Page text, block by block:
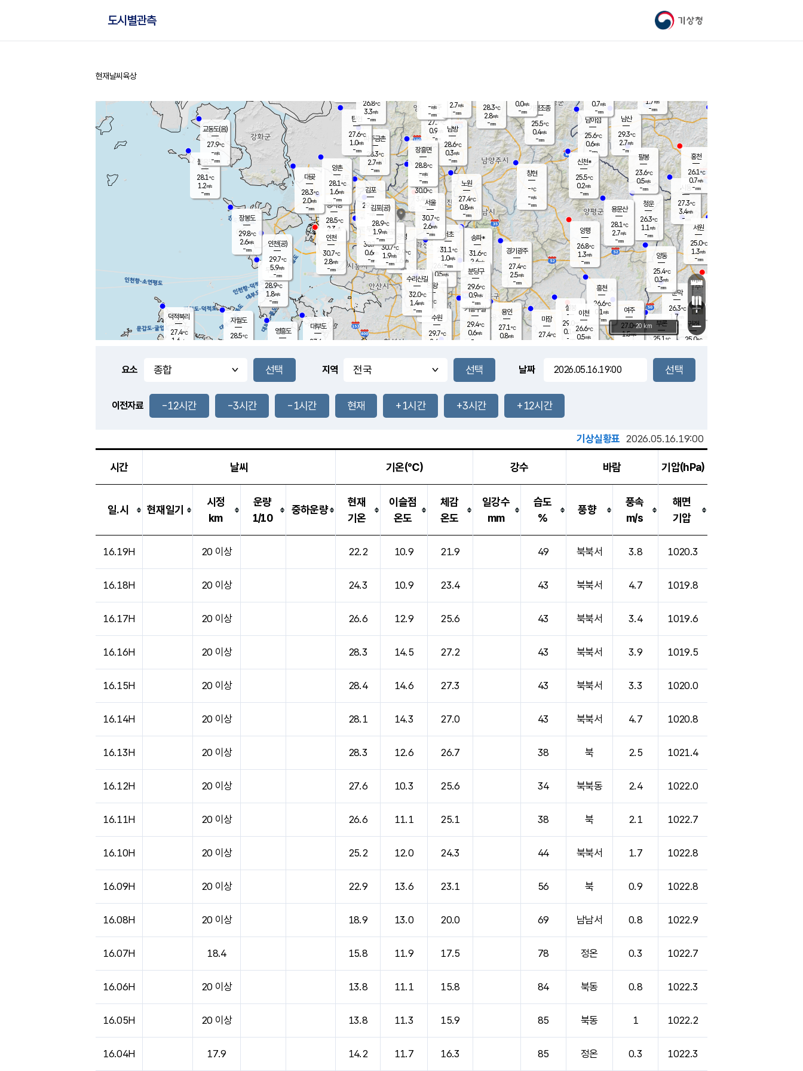
기상청
도시별관측
홈
현재날씨 육상
풍도
0.5m/s
문막
26.3℃
1.7m/s
mm
남이섬
25.6℃
0.6m/s
-mm
무의도
28.9℃
1.8m/s
-mm
영흥도
볼음도
28.1℃
1.2m/s
-mm
자월도
28.5℃
양주
27.7℃
0.9
-mm
부론
25.1 ℃
과천
26.8℃
0.5m/s
- mm
남산
29.3℃
2.7m/s
-mm
장봉도
29.8℃
2.6m/s
-mm
-mm
청운
26.3℃
1.1 m/s
-mm
팔봉
23.6℃
0.5m/s
-mm
-mm
용인
27.1℃
0.8m/s
여주
27.0℃
1.5m/s
양동
25.4℃
0.3m/s
-mm
경기광주
27.4℃
2.5m/s
-mm
장호원
0.7m/s
-mm
27.8
℃
대부도
27.6
-
경서동
28.5℃
2.3 m/s
-mm
파주금촌
28.3℃
2.7m/s
-mm
가평조종
25.5℃
0.4m/s
-mm
28.3℃
2.8m/s
-mm
대곶
28.3℃
2.0m/s
-mm
신천*
25.5℃
0.2m/s
-mm
창현
-℃
-m/s
-mm
탄현
27.6℃
1.0m/s
-mm
0.0m/s
-mm
30.2℃
1.0m/s
-mm
흥천
26.6℃
0.1 m/s
-mm
마장
27.4℃
의왕
- ℃
m/s
mm
김포
29.1℃
-m/s
mm
설봉
29.0
0.1 m/s
- mm
광명
32.9 ℃
1.6 m/s
-mm
부천
30.7℃
0.6m/s
-mm
-mm
양촌
28.1℃
1.6m/s
-mm
구로
30.7℃
1.9m/s
-mm
은평
30.0℃
3.4 m/s
- mm
노원
27.4℃
0.8m/s
-mm
송파*
31.6℃
2.6m/s
-mm
서초
31.1℃
1.0m/s
-mm
남방
28.6℃
0.3m/s
-mm
기흥구갈
29.4℃
0.6m/s
-
수리산길
32.0℃
1.4m/s
-mm
분당구
29.6℃
0.9m/s
-mm
장흥면
28.8℃
-m/s
-mm
-m/s
-mm
시동
27.3℃
3.4m/s
- mm
귀래
25.0℃
서원
25.0℃
1.3m/s
-mm
용문산
28.1℃
2.7m/s
-mm
덕적북리
27.4℃
1.6 m/s
인천(공)
29.7℃
5.9m/s
-mm
김포(공)
28.9℃
1.9m/s
-mm
교동도(음)
27.9℃
-m/s
-mm
홍천
26.1℃
0.7m/s
-mm
이천
26.6℃
0.5m/s
양평
26.8℃
1.3m/s
-mm
수원
29.7℃
2.4 m/s
인천
30.7℃
2.8m/s
-mm
서울
30.7℃
2.6m/s
-mm
1.7 m/s
-mm
26.8℃
3.3m/s
-mm
2.7m/s
-mm
+
−
20 km
요소 지역 날짜
이전자료 -12시간 -3시간 -1시간 현재 +1시간 +3시간 +12시간
기상실황표 2026.05.16.19:00
시간 날씨 기온(℃) 강수 바람 기압(hPa)
일.시 현재일기
시정
km
운량
1/10
중하운량
현재
기온
이슬점
온도
체감
온도
일강수
mm
습도
%
풍향
풍속
m/s
해면
기압
16.19H 20 이상 22.2 10.9 21.9 49 북북서 3.8 1020.3
16.18H 20 이상 24.3 10.9 23.4 43 북북서 4.7 1019.8
16.17H 20 이상 26.6 12.9 25.6 43 북북서 3.4 1019.6
16.16H 20 이상 28.3 14.5 27.2 43 북북서 3.9 1019.5
16.15H 20 이상 28.4 14.6 27.3 43 북북서 3.3 1020.0
16.14H 20 이상 28.1 14.3 27.0 43 북북서 4.7 1020.8
16.13H 20 이상 28.3 12.6 26.7 38 북 2.5 1021.4
16.12H 20 이상 27.6 10.3 25.6 34 북북동 2.4 1022.0
16.11H 20 이상 26.6 11.1 25.1 38 북 2.1 1022.7
16.10H 20 이상 25.2 12.0 24.3 44 북북서 1.7 1022.8
16.09H 20 이상 22.9 13.6 23.1 56 북 0.9 1022.8
16.08H 20 이상 18.9 13.0 20.0 69 남남서 0.8 1022.9
16.07H 18.4 15.8 11.9 17.5 78 정온 0.3 1022.7
16.06H 20 이상 13.8 11.1 15.8 84 북동 0.8 1022.3
16.05H 20 이상 13.8 11.3 15.9 85 북동 1 1022.2
16.04H 17.9 14.2 11.7 16.3 85 정온 0.3 1022.3